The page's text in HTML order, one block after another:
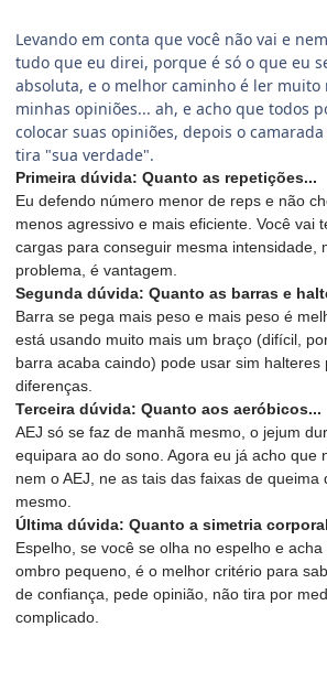
Levando em conta que você não vai e
tudo que eu direi, porque é só o que eu
absoluta, e o melhor caminho é ler muito
minhas opiniões... ah, e acho que todos
colocar suas opiniões, depois o
tira "sua verdade".
Primeira dúvida: Quanto as repetições...
Eu defendo número menor de reps e não
menos agressivo e mais eficiente. Você vai
cargas para conseguir mesma intensidade,
problema, é vantagem.
Segunda dúvida: Quanto as barras e
Barra se pega mais peso e mais peso é
está usando muito mais um braço (difícil,
barra acaba caindo) pode usar sim halteres
diferenças.
Terceira dúvida: Quanto aos aeróbicos...
AEJ só se faz de manhã mesmo, o jejum
equipara ao do sono. Agora eu já acho que
nem o AEJ, ne as tais das faixas de
mesmo.
Última dúvida: Quanto a simetria
Espelho, se você se olha no espelho e
ombro pequeno, é o melhor critério para
de confiança, pede opinião, não tira por
complicado.